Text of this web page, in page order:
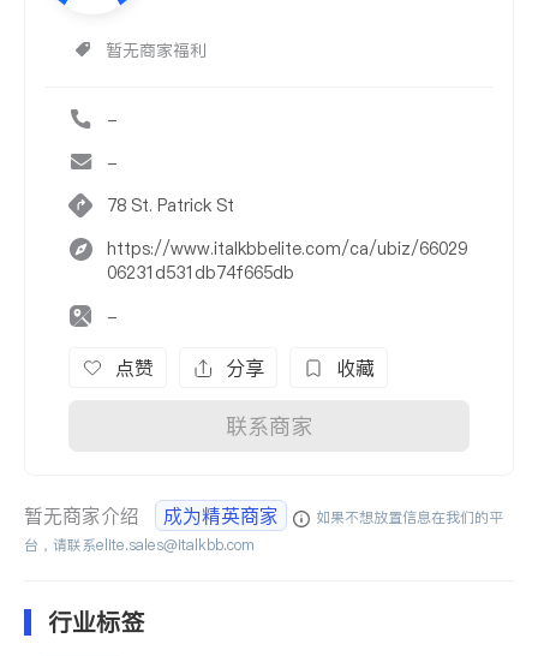
暂无商家福利
-
-
78 St. Patrick St
https://www.italkbbelite.com/ca/ubiz/66029
06231d531db74f665db
-
点赞 分享 收藏
联系商家
暂无商家介绍 成为精英商家
如果不想放置信息在我们的平
台，请联系elite.sales@italkbb.com
行业标签